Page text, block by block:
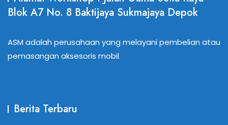
Blok A7 No. 8 Baktijaya Sukmajaya Depok
ASM adalah perusahaan yang melayani pembelian atau
pemasangan aksesoris mobil
Berita Terbaru